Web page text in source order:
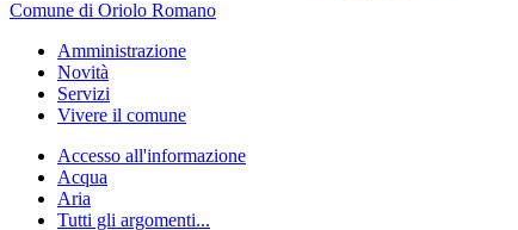
Comune di Oriolo Romano
Amministrazione
Novità
Servizi
Vivere il comune
Accesso all'informazione
Acqua
Aria
Tutti gli argomenti...